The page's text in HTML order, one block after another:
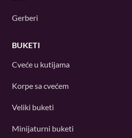
Gerberi
BUKETI
Cveće u kutijama
Korpe sa cvećem
Veliki buketi
Minijaturni buketi